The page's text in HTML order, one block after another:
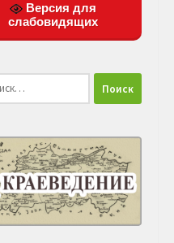
Версия для
слабовидящих